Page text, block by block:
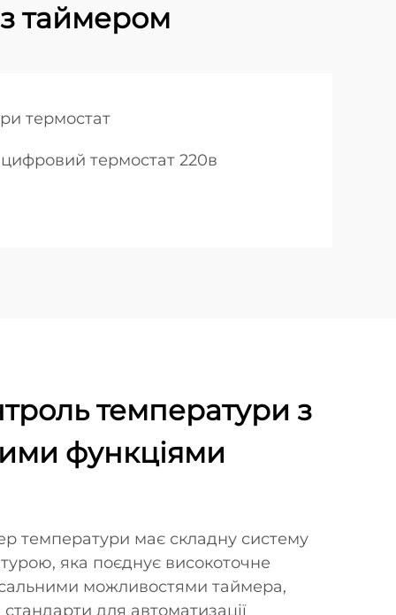
таймером
термостат
цифровий термостат 220в
температури з
функціями
температури має складну систему
яка поєднує високоточне
можливостями таймера,
для автоматизації